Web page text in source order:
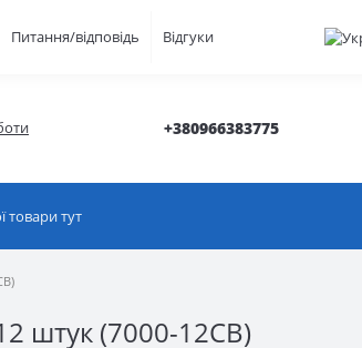
Питання/відповідь Відгуки
+380966383775
штук (7000-12CB)